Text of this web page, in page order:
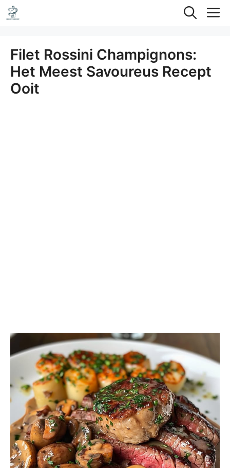
Ga
naar
inhoud
Filet Rossini Champignons:
Het Meest Savoureus Recept
Ooit